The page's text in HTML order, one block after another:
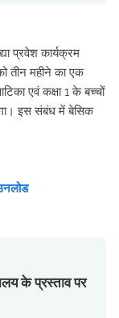
प्रवेश कार्यक्रम
तीन महीने का एक
एवं कक्षा 1 के बच्चों
इस संबंध में बेसिक
के प्रस्ताव पर